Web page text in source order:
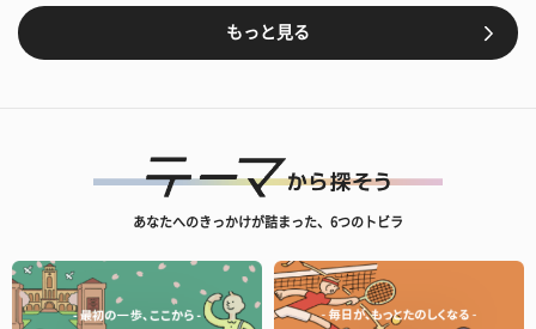
もっと見る
あなたへのきっかけが詰まった、6つのトビラ